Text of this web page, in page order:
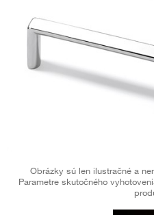
Obrázky sú len ilustračné a
Parametre skutočného